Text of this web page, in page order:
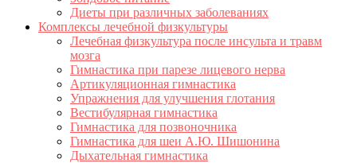
Диеты при различных заболеваниях
Комплексы лечебной физкультуры
Лечебная физкультура после инсульта и травм
мозга
Гимнастика при парезе лицевого нерва
Артикуляционная гимнастика
Упражнения для улучшения глотания
Вестибулярная гимнастика
Гимнастика для позвоночника
Гимнастика для шеи А.Ю. Шишонина
Дыхательная гимнастика